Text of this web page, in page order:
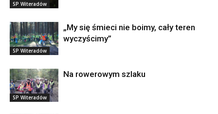
SP Witeradów
SP Witeradów
„My się śmieci nie boimy, cały teren
wyczyścimy”
SP Witeradów
Na rowerowym szlaku